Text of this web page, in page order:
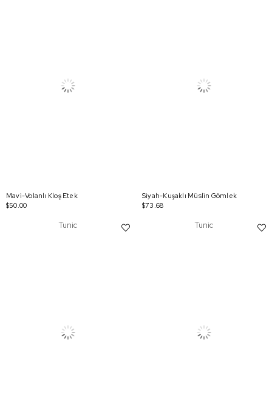
Mavi-Volanlı Kloş Etek
$50.00
Siyah-Kuşaklı Müslin Gömlek
$73.68
Tunic Tunic